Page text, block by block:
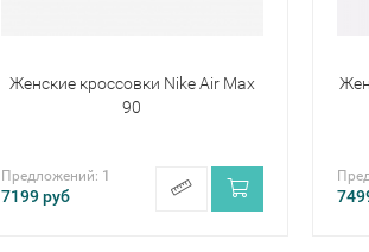
Женские кроссовки Nike Air Max
90
Предложений: 1
7199руб